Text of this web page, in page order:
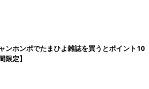
ンホンポでたまひよ雑誌を買うとポイント10
限定】